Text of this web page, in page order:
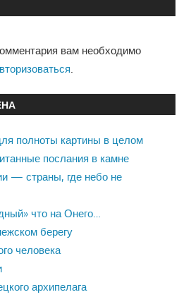
вам необходимо
полноты картины в целом
послания в камне
— страны, где небо не
что на Онего…
берегу
человека
архипелага